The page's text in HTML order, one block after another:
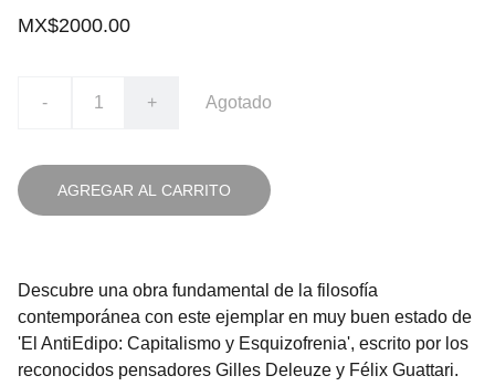
MX$2000.00
- + Agotado
AGREGAR AL CARRITO
Descubre una obra fundamental de la filosofía
contemporánea con este ejemplar en muy buen estado de
'El AntiEdipo: Capitalismo y Esquizofrenia', escrito por los
reconocidos pensadores Gilles Deleuze y Félix Guattari.